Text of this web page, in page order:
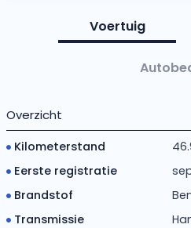
Voertuig
Overzicht
Kilometerstand
Eerste registratie
Brandstof
Transmissie